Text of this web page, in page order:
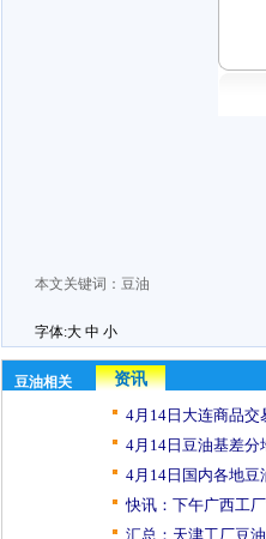
本文关键词： 豆油
字体:大 中 小
豆油相关
资讯
4月14日大连商品交
4月14日豆油基差分
4月14日国内各地豆
快讯：下午广西工
汇总：天津工厂豆